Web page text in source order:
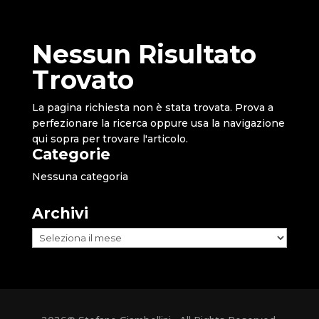
Nessun Risultato
Trovato
La pagina richiesta non è stata trovata. Prova a
perfezionare la ricerca oppure usa la navigazione
qui sopra per trovare l'articolo.
Categorie
Nessuna categoria
Archivi
Archivi